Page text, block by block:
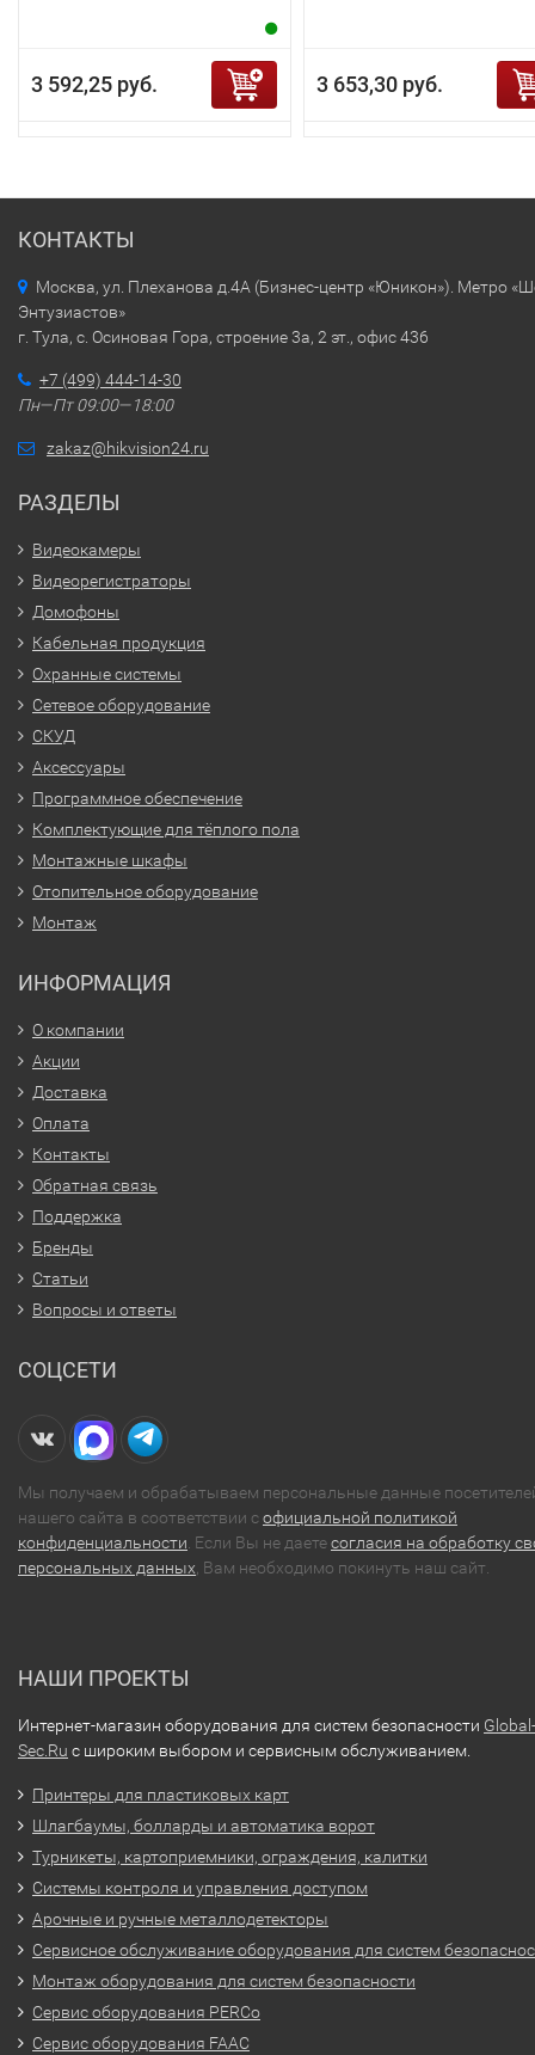
3 592,25 руб. 3 653,30 руб.
КОНТАКТЫ
Москва, ул. Плеханова д.4А (Бизнес-центр «Юникон»). Метро
Энтузиастов»
г. Тула, с. Осиновая Гора, строение 3а, 2 эт., офис 436
+7 (499) 444-14-30
Пн—Пт 09:00—18:00
zakaz@hikvision24.ru
РАЗДЕЛЫ
Видеокамеры
Видеорегистраторы
Домофоны
Кабельная продукция
Охранные системы
Сетевое оборудование
СКУД
Аксессуары
Программное обеспечение
Комплектующие для тёплого пола
Монтажные шкафы
Отопительное оборудование
Монтаж
ИНФОРМАЦИЯ
О компании
Акции
Доставка
Оплата
Контакты
Обратная связь
Поддержка
Бренды
Статьи
Вопросы и ответы
СОЦСЕТИ
Мы получаем и обрабатываем персональные данные
нашего сайта в соответствии софициальной политикой
конфиденциальности. Если Вы не даетесогласия на обработку
персональных данных, Вам необходимо покинуть наш сайт.
НАШИ ПРОЕКТЫ
Интернет-магазин оборудования для систем безопасности Global-
Sec.Ru с широким выбором и сервисным обслуживанием.
Принтеры для пластиковых карт
Шлагбаумы, болларды и автоматика ворот
Турникеты, картоприемники, ограждения, калитки
Системы контроля и управления доступом
Арочные и ручные металлодетекторы
Сервисное обслуживание оборудования для систем
Монтаж оборудования для систем безопасности
Сервис оборудования PERCo
Сервис оборудования FAAC